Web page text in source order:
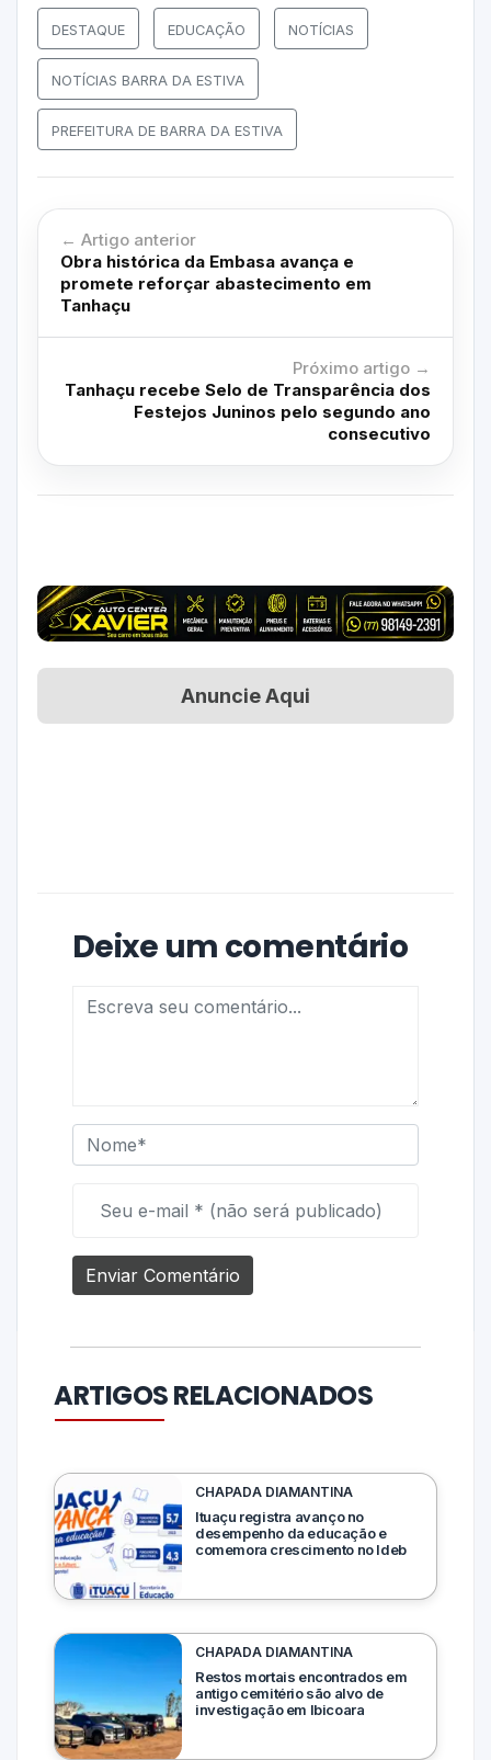
DESTAQUE EDUCAÇÃO NOTÍCIAS
NOTÍCIAS BARRA DA ESTIVA
PREFEITURA DE BARRA DA ESTIVA
← Artigo anterior
Obra histórica da Embasa avança e
promete reforçar abastecimento em
Tanhaçu
Próximo artigo →
Tanhaçu recebe Selo de Transparência dos
Festejos Juninos pelo segundo ano
consecutivo
Anuncie Aqui
Deixe um comentário
ARTIGOS RELACIONADOS
CHAPADA DIAMANTINA
Ituaçu registra avanço no
desempenho da educação e
comemora crescimento no Ideb
CHAPADA DIAMANTINA
Restos mortais encontrados em
antigo cemitério são alvo de
investigação em Ibicoara